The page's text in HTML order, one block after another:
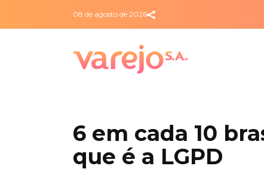
08 de agosto de 2026
6 em cada 10
que é a LGPD